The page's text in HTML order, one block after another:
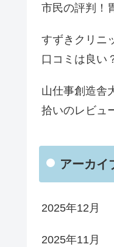
市民の評判！
すずきクリニ
口コミは良い
山仕事創造舎
拾いのレビュ
アーカイ
2025年12月
2025年11月